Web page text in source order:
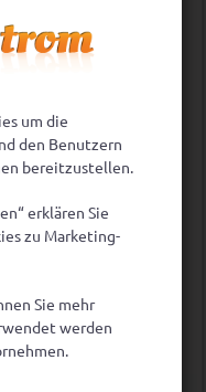
um die
den Benutzern
bereitzustellen.
erklären Sie
zu Marketing-
Sie mehr
werden